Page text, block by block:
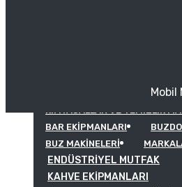
KIMYASALLAR VE TEMIZLIK
BAR EKIPMANLARI
BUZ MAKINELERI
Mobil
ENDÜSTRIYEL MUTFAK
KAHVE EKIPMANLARI